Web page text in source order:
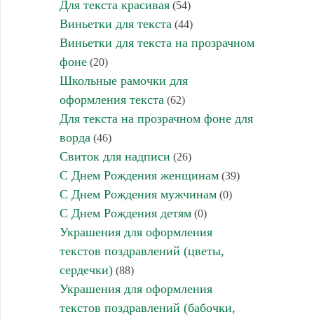
Для текста красивая(54)
Виньетки для текста (44)
Виньетки для текста на прозрачном
фоне(20)
Школьные рамочки для
оформления текста (62)
Для текста на прозрачном фоне для
ворда (46)
Свиток для надписи (26)
С Днем Рождения женщинам(39)
С Днем Рождения мужчинам(0)
С Днем Рождения детям(0)
Украшения для оформления
текстов поздравлений (цветы,
сердечки)(88)
Украшения для оформления
текстов поздравлений (бабочки,